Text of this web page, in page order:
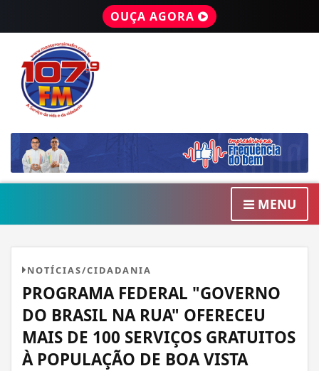
OUÇA AGORA
MENU
NOTÍCIAS/CIDADANIA
PROGRAMA FEDERAL "GOVERNO
DO BRASIL NA RUA" OFERECEU
MAIS DE 100 SERVIÇOS GRATUITOS
À POPULAÇÃO DE BOA VISTA